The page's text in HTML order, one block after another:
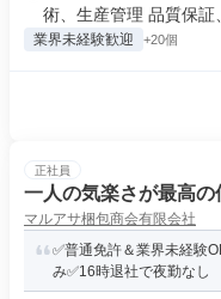
術、生産管理 品質保証
業界未経験歓迎 +20個
正社員
一人の気楽さが最高
マルアサ梱包商会有限会社
✅普通免許＆業界未経験
み✅16時退社で夜勤なし